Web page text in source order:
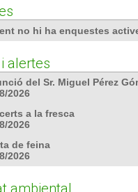
no hi ha enquestes
alertes
del Sr. Miguel Pérez
2026
a la fresca
2026
de feina
2026
ambiental